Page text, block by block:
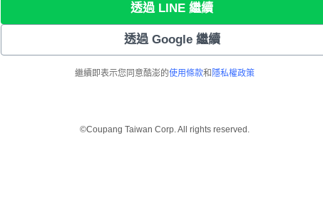
透過 LINE 繼續
透過 Google 繼續
繼續即表示您同意酷澎的使用條款和 隱私權政策
©Coupang Taiwan Corp. All rights reserved.